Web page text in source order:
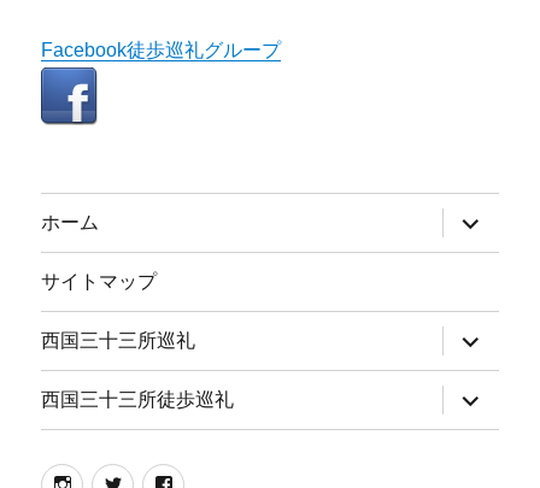
Facebook徒歩巡礼グループ
ホーム
ブ
メ
ー
を
展
開
サイトマップ
西国三十三所巡礼
ブ
メ
ニ
ュ
ー
西国三十三所徒歩巡礼
ブ
メ
instagram
twitterfacebook